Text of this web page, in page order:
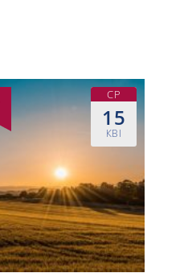
СР
15
КВІ